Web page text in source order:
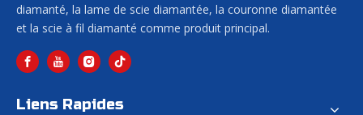
diamanté, la lame de scie diamantée, la couronne diamantée
et la scie à fil diamanté comme produit principal.
Liens Rapides